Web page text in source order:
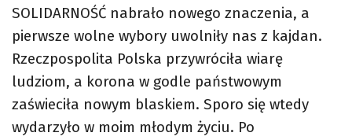
SOLIDARNOŚĆ nabrało nowego znaczenia, a
pierwsze wolne wybory uwolniły nas z kajdan.
Rzeczpospolita Polska przywróciła wiarę
ludziom, a korona w godle państwowym
zaświeciła nowym blaskiem. Sporo się wtedy
wydarzyło w moim młodym życiu. Po